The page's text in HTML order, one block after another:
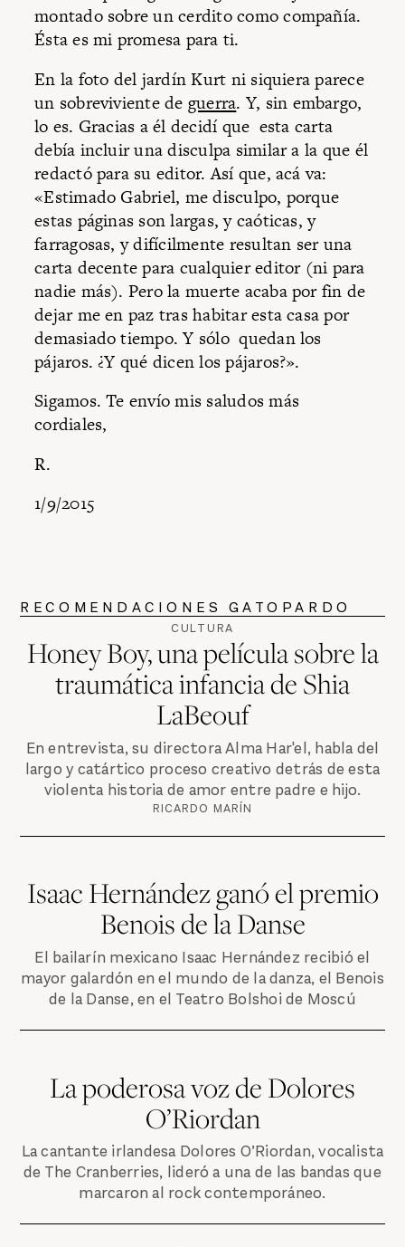
montado sobre un cerdito como compañía.
Ésta es mi promesa para ti.
En la foto del jardín Kurt ni siquiera parece
un sobreviviente de guerra. Y, sin embargo,
lo es. Gracias a él decidí que esta carta
debía incluir una disculpa similar a la que él
redactó para su editor. Así que, acá va:
«Estimado Gabriel, me disculpo, porque
estas páginas son largas, y caóticas, y
farragosas, y difícilmente resultan ser una
carta decente para cualquier editor (ni para
nadie más). Pero la muerte acaba por fin de
dejar me en paz tras habitar esta casa por
demasiado tiempo. Y sólo quedan los
pájaros. ¿Y qué dicen los pájaros?».
Sigamos. Te envío mis saludos más
cordiales,
R.
1/9/2015
RECOMENDACIONES GATOPARDO
CULTURA
Honey Boy, una película sobre la
traumática infancia de Shia
LaBeouf
En entrevista, su directora Alma Har'el, habla del
largo y catártico proceso creativo detrás de esta
violenta historia de amor entre padre e hijo.
RICARDO MARÍN
Isaac Hernández ganó el premio
Benois de la Danse
El bailarín mexicano Isaac Hernández recibió el
mayor galardón en el mundo de la danza, el Benois
de la Danse, en el Teatro Bolshoi de Moscú
La poderosa voz de Dolores
O’Riordan
La cantante irlandesa Dolores O’Riordan, vocalista
de The Cranberries, lideró a una de las bandas que
marcaron al rock contemporáneo.